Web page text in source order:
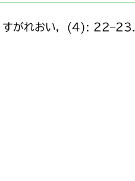
すがれおい，(4): 22–23.